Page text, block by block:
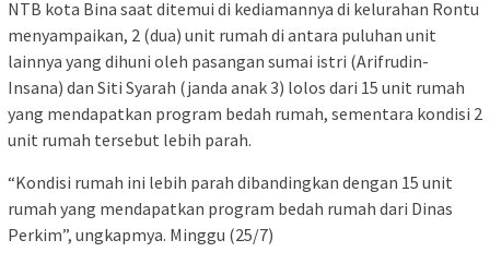
NTB kota Bina saat ditemui di kediamannya di kelurahan Rontu
menyampaikan, 2 (dua) unit rumah di antara puluhan unit
lainnya yang dihuni oleh pasangan sumai istri (Arifrudin-
Insana) dan Siti Syarah (janda anak 3) lolos dari 15 unit rumah
yang mendapatkan program bedah rumah, sementara kondisi 2
unit rumah tersebut lebih parah.
“Kondisi rumah ini lebih parah dibandingkan dengan 15 unit
rumah yang mendapatkan program bedah rumah dari Dinas
Perkim”, ungkapmya. Minggu (25/7)